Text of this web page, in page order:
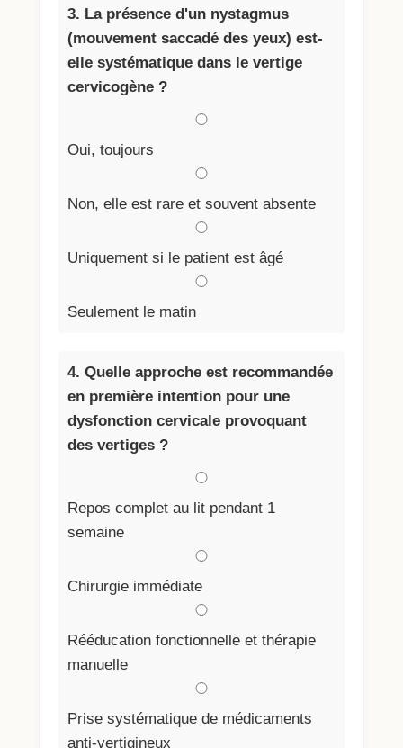
3. La présence d'un nystagmus
(mouvement saccadé des yeux) est-
elle systématique dans le vertige
cervicogène ?
Oui, toujours
Non, elle est rare et souvent absente
Uniquement si le patient est âgé
Seulement le matin
4. Quelle approche est recommandée
en première intention pour une
dysfonction cervicale provoquant
des vertiges ?
Repos complet au lit pendant 1
semaine
Chirurgie immédiate
Rééducation fonctionnelle et thérapie
manuelle
Prise systématique de médicaments
anti-vertigineux